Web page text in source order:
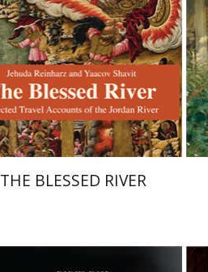
הנחת אתר ספר מודפס
$30
$27
THE BLESSED RIVER